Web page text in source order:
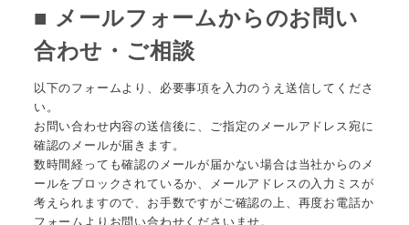
■ メールフォームからのお問い
合わせ・ご相談
以下のフォームより、必要事項を入力のうえ送信してくださ
い。
お問い合わせ内容の送信後に、ご指定のメールアドレス宛に
確認のメールが届きます。
数時間経っても確認のメールが届かない場合は当社からのメ
ールをブロックされているか、メールアドレスの入力ミスが
考えられますので、お手数ですがご確認の上、再度お電話か
フォームよりお問い合わせくださいませ。